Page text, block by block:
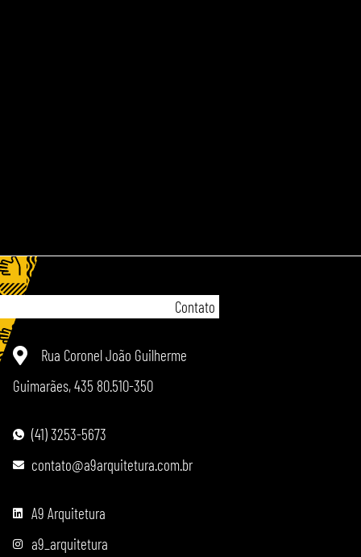
Contato
Rua Coronel João Guilherme
Guimarães, 435 80.510-350
(41) 3253-5673
contato@a9arquitetura.com.br
A9 Arquitetura
a9_arquitetura